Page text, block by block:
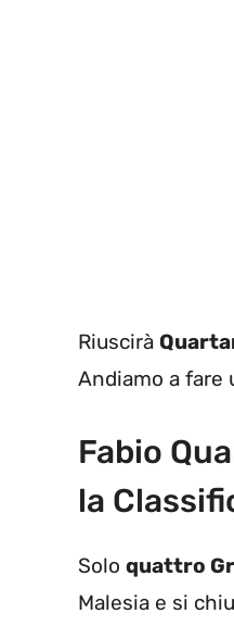
Riuscirà
Andiamo a fare
Fabio
la
Solo quattro
Malesia e si